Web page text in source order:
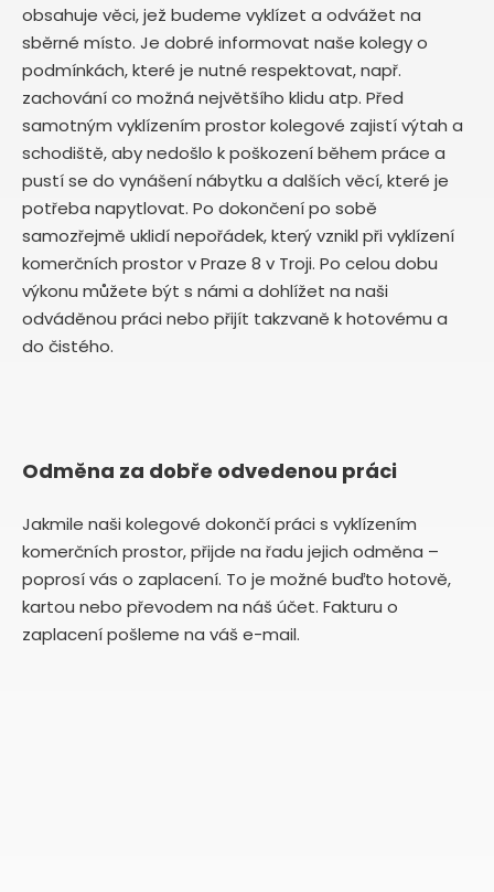
obsahuje věci, jež budeme vyklízet a odvážet na
sběrné místo. Je dobré informovat naše kolegy o
podmínkách, které je nutné respektovat, např.
zachování co možná největšího klidu atp. Před
samotným vyklízením prostor kolegové zajistí výtah a
schodiště, aby nedošlo k poškození během práce a
pustí se do vynášení nábytku a dalších věcí, které je
potřeba napytlovat. Po dokončení po sobě
samozřejmě uklidí nepořádek, který vznikl při vyklízení
komerčních prostor v Praze 8 v Troji. Po celou dobu
výkonu můžete být s námi a dohlížet na naši
odváděnou práci nebo přijít takzvaně k hotovému a
do čistého.
Odměna za dobře odvedenou práci
Jakmile naši kolegové dokončí práci s vyklízením
komerčních prostor, přijde na řadu jejich odměna –
poprosí vás o zaplacení. To je možné buďto hotově,
kartou nebo převodem na náš účet. Fakturu o
zaplacení pošleme na váš e-mail.